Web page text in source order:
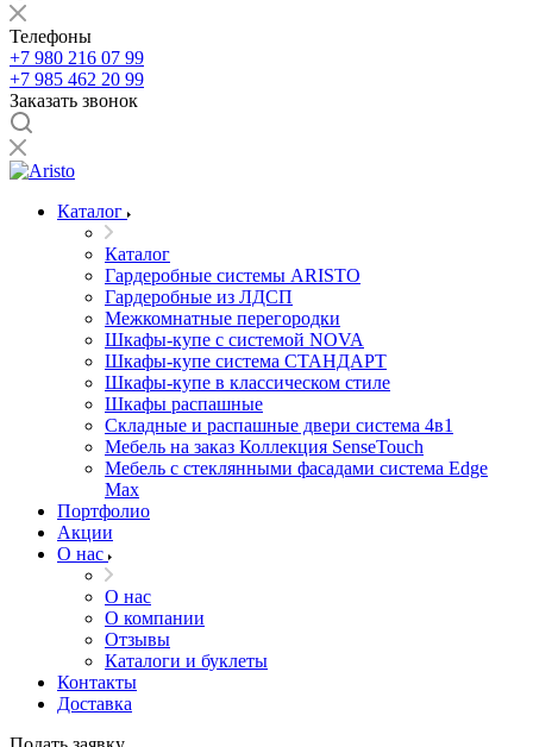
Телефоны
+7 980 216 07 99
+7 985 462 20 99
Заказать звонок
Каталог
Каталог
Гардеробные системы ARISTO
Гардеробные из ЛДСП
Межкомнатные перегородки
Шкафы-купе с системой NOVA
Шкафы-купе система СТАНДАРТ
Шкафы-купе в классическом стиле
Шкафы распашные
Складные и распашные двери система 4в1
Мебель на заказ Коллекция SenseTouch
Мебель с стеклянными фасадами система Edge
Max
Портфолио
Акции
О нас
О нас
О компании
Отзывы
Каталоги и буклеты
Контакты
Доставка